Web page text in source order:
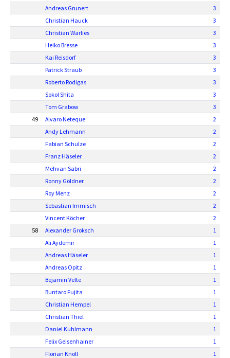
Andreas Grunert
3
Christian Hauck
3
Christian Warlies
3
Heiko Bresse
3
Kai Reisdorf
3
Patrick Straub
3
Roberto Rodigas
3
Sokol Shita
3
Tom Grabow
3
49
Alvaro Neteque
2
Andy Lehmann
2
Fabian Schulze
2
Franz Häseler
2
Mehvan Sabri
2
Ronny Göldner
2
Roy Menz
2
Sebastian Immisch
2
Vincent Köcher
2
58
Alexander Groksch
1
Ali Aydemir
1
Andreas Häseler
1
Andreas Opitz
1
Bejamin Velte
1
Buntaro Fujita
1
Christian Hempel
1
Christian Thiel
1
Daniel Kuhlmann
1
Felix Geisenhainer
1
Florian Knoll
1